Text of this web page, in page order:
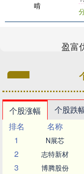
盈富
个股涨幅 个股跌
排名
名称
1
N展芯
2 志特新材
3 博腾股份